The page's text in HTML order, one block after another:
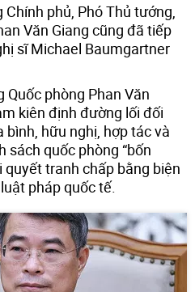
phủ, Phó Thủ tướng,
Văn Giang cũng đã tiếp
sĩ Michael Baumgartner
phòng Phan Văn
kiên định đường lối đối
bình, hữu nghị, hợp tác và
sách quốc phòng “bốn
quyết tranh chấp bằng biện
pháp quốc tế.